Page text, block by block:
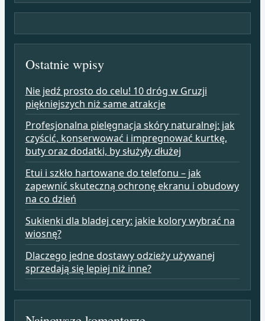
Ostatnie wpisy
Nie jedź prosto do celu! 10 dróg w Gruzji
piękniejszych niż same atrakcje
Profesjonalna pielęgnacja skóry naturalnej: jak
czyścić, konserwować i impregnować kurtkę,
buty oraz dodatki, by służyły dłużej
Etui i szkło hartowane do telefonu – jak
zapewnić skuteczną ochronę ekranu i obudowy
na co dzień
Sukienki dla bladej cery: jakie kolory wybrać na
wiosnę?
Dlaczego jedne dostawy odzieży używanej
sprzedają się lepiej niż inne?